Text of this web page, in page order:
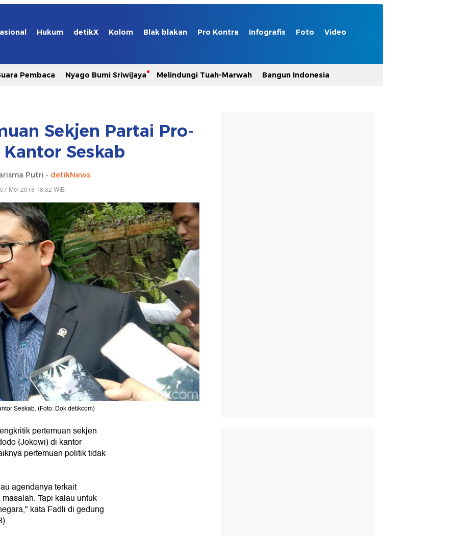
Hukum detikX Kolom Blak blakan Pro Kontra Infografis Foto Video
Pembaca Nyago Bumi Sriwijaya Melindungi Tuah-Marwah Bangun Indonesia
Sekjen Partai Pro-
Seskab
Putri - detikNews
Mei 2018 18:32 WIB
Seskab. (Foto: Dok detikcom)
pertemuan sekjen
(Jokowi) di kantor
pertemuan politik tidak
agendanya terkait
Tapi kalau untuk
kata Fadli di gedung